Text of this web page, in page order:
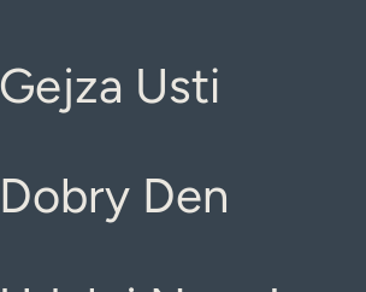
Gejza Usti
Dobry Den